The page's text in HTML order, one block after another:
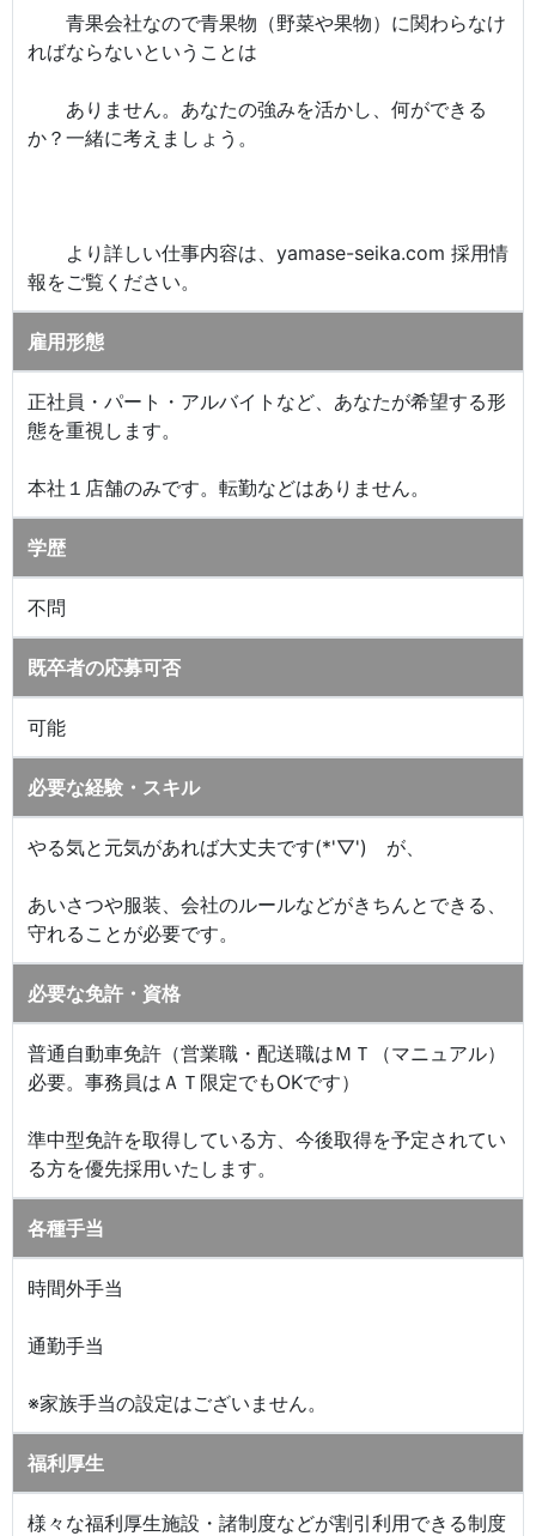
青果会社なので青果物（野菜や果物）に関わらなけ
ればならないということは
ありません。あなたの強みを活かし、何ができる
か？一緒に考えましょう。
より詳しい仕事内容は、yamase-seika.com 採用情
報をご覧ください。
雇用形態
正社員・パート・アルバイトなど、あなたが希望する形
態を重視します。
本社１店舗のみです。転勤などはありません。
学歴
不問
既卒者の応募可否
可能
必要な経験・スキル
やる気と元気があれば大丈夫です(*'▽') が、
あいさつや服装、会社のルールなどがきちんとできる、
守れることが必要です。
必要な免許・資格
普通自動車免許（営業職・配送職はＭＴ（マニュアル）
必要。事務員はＡＴ限定でもOKです）
準中型免許を取得している方、今後取得を予定されてい
る方を優先採用いたします。
各種手当
時間外手当
通勤手当
※家族手当の設定はございません。
福利厚生
様々な福利厚生施設・諸制度などが割引利用できる制度